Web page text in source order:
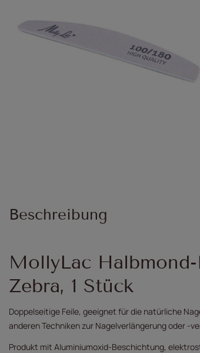
Beschreibung
MollyLac
Zebra, 1 Stück
Doppelseitige Feile, geeignet für die natürliche
anderen Techniken zur Nagelverlängerung oder -
Produkt mit Aluminiumoxid-Beschichtung,